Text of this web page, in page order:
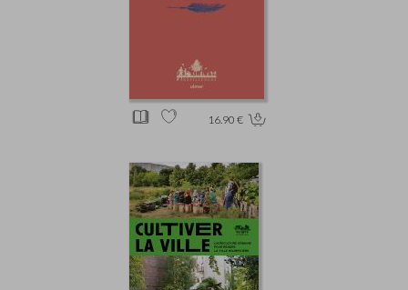
16.90 €